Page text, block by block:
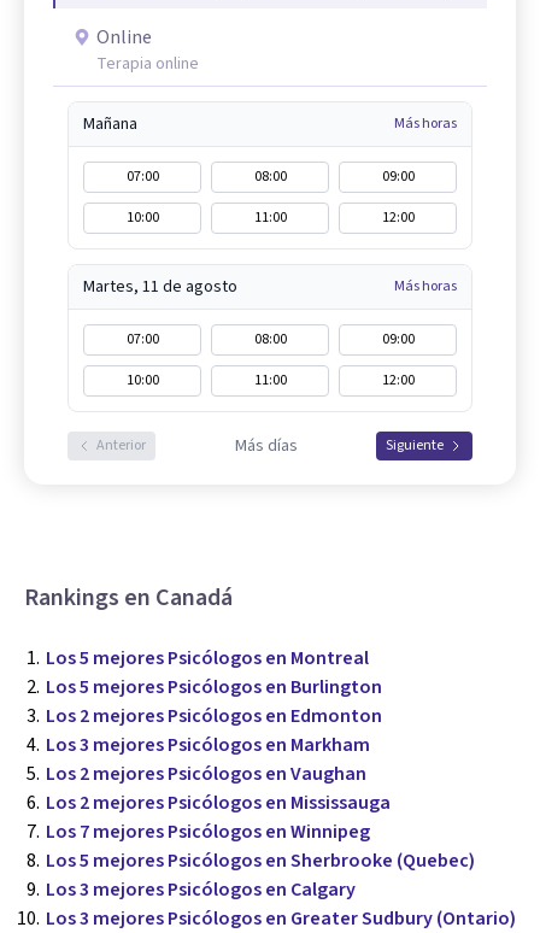
Online
Terapia online
Mañana Más horas
07:00 08:00
09:00
10:00
11:00 12:00
Martes, 11 de agosto Más horas
07:00 08:00
09:00
10:00
11:00 12:00
Anterior Más días Siguiente
Rankings en Canadá
Los 5 mejores Psicólogos en Montreal
Los 5 mejores Psicólogos en Burlington
Los 2 mejores Psicólogos en Edmonton
Los 3 mejores Psicólogos en Markham
Los 2 mejores Psicólogos en Vaughan
Los 2 mejores Psicólogos en Mississauga
Los 7 mejores Psicólogos en Winnipeg
Los 5 mejores Psicólogos en Sherbrooke (Quebec)
Los 3 mejores Psicólogos en Calgary
Los 3 mejores Psicólogos en Greater Sudbury (Ontario)